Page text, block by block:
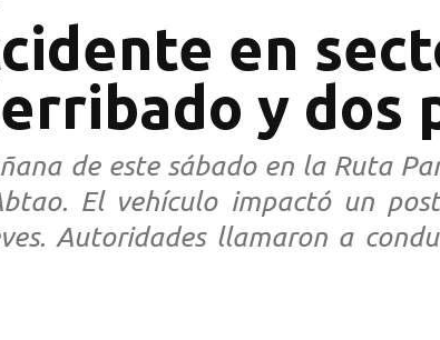
en
y dos
de este sábado en la Ruta
El vehículo impactó un
Autoridades llamaron a